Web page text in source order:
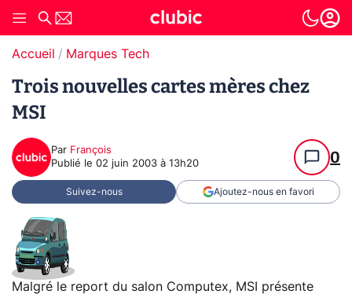
Accueil Marques Tech
Trois nouvelles cartes mères chez
MSI
Par François
Publié le 02 juin 2003 à 13h20 0
Suivez-nous Ajoutez-nous en favori
Malgré le report du salon Computex, MSI présente